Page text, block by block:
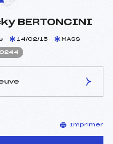
BERTONCINI
14/02/15 MASS
FAVROT JEAN PHILIPPE
(MJ)
Imprimer